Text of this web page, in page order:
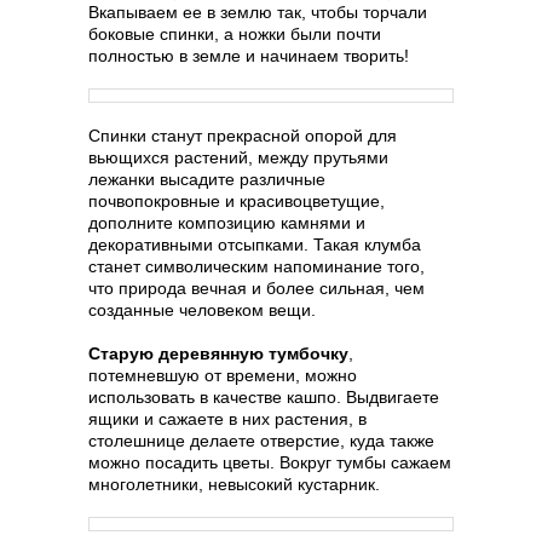
Вкапываем ее в землю так, чтобы торчали
боковые спинки, а ножки были почти
полностью в земле и начинаем творить!
Спинки станут прекрасной опорой для
вьющихся растений, между прутьями
лежанки высадите различные
почвопокровные и красивоцветущие,
дополните композицию камнями и
декоративными отсыпками. Такая клумба
станет символическим напоминание того,
что природа вечная и более сильная, чем
созданные человеком вещи.
Старую деревянную тумбочку
потемневшую от времени, можно
использовать в качестве кашпо. Выдвигаете
ящики и сажаете в них растения, в
столешнице делаете отверстие, куда также
можно посадить цветы. Вокруг тумбы сажаем
многолетники, невысокий кустарник.